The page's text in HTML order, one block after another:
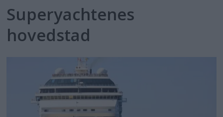
Superyachtenes
hovedstad